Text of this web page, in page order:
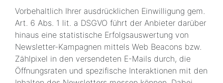
Vorbehaltlich Ihrer ausdrücklichen Einwilligung gem.
Art. 6 Abs. 1 lit. a DSGVO führt der Anbieter darüber
hinaus eine statistische Erfolgsauswertung von
Newsletter-Kampagnen mittels Web Beacons bzw.
Zählpixel in den versendeten E-Mails durch, die
Öffnungsraten und spezifische Interaktionen mit den